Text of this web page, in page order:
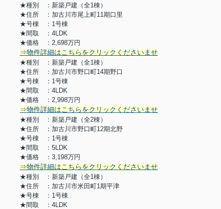
★種別 ：新築戸建（全1棟）
★住所 ：加古川市尾上町11期口里
★号棟 ：1号棟
★間取 ：4LDK
★価格 ：2,698万円
⇒物件詳細はこちらをクリックくださいませ
★種別 ：新築戸建（全1棟）
★住所 ：加古川市野口町14期野口
★号棟 ：1号棟
★間取 ：4LDK
★価格 ：2,998万円
⇒物件詳細はこちらをクリックくださいませ
★種別 ：新築戸建（全2棟）
★住所 ：加古川市野口町12期北野
★号棟 ：1号棟
★間取 ：5LDK
★価格 ：3,198万円
⇒物件詳細はこちらをクリックくださいませ
★種別 ：新築戸建（全1棟）
★住所 ：加古川市米田町1期平津
★号棟 ：1号棟
★間取 ：4LDK